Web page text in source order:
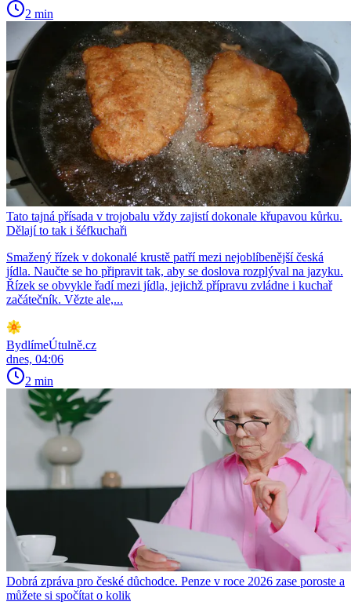
2 min
Tato tajná přísada v trojobalu vždy zajistí dokonale křupavou kůrku.
Dělají to tak i šéfkuchaři
Smažený řízek v dokonalé krustě patří mezi nejoblíbenější česká
jídla. Naučte se ho připravit tak, aby se doslova rozplýval na jazyku.
Řízek se obvykle řadí mezi jídla, jejichž přípravu zvládne i kuchař
začátečník. Vězte ale,...
BydlímeÚtulně.cz
dnes, 04:06
2 min
Dobrá zpráva pro české důchodce. Penze v roce 2026 zase poroste a
můžete si spočítat o kolik